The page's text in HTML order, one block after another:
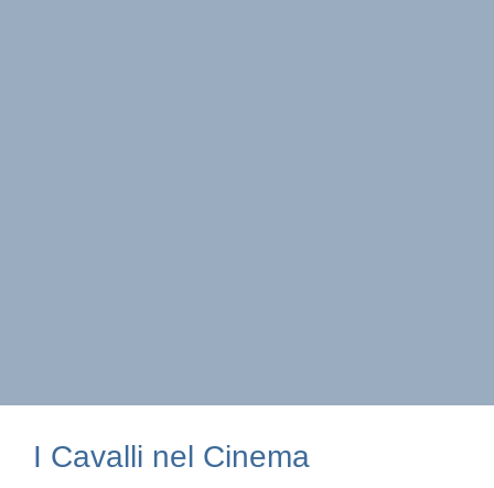
I Cavalli nel Cinema